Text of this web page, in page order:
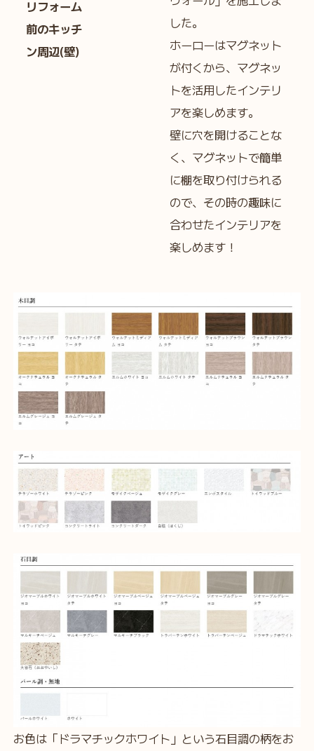
リフォーム
前のキッチ
ン周辺(壁)
した。
ホーローはマグネット
が付くから、マグネッ
トを活用したインテリ
アを楽しめます。
壁に穴を開けることな
く、マグネットで簡単
に棚を取り付けられる
ので、その時の趣味に
合わせたインテリアを
楽しめます！
お色は「ドラマチックホワイト」という石目調の柄をお